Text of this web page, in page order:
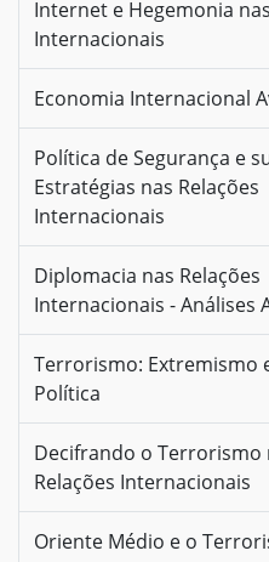
Internet e Hegemonia
Internacionais
Economia Internacional
Política de Segurança e
Estratégias nas Relações
Internacionais
Diplomacia nas Relações
Internacionais - Análises
Terrorismo: Extremismo
Política
Decifrando o Terrorismo
Relações Internacionais
Oriente Médio e o